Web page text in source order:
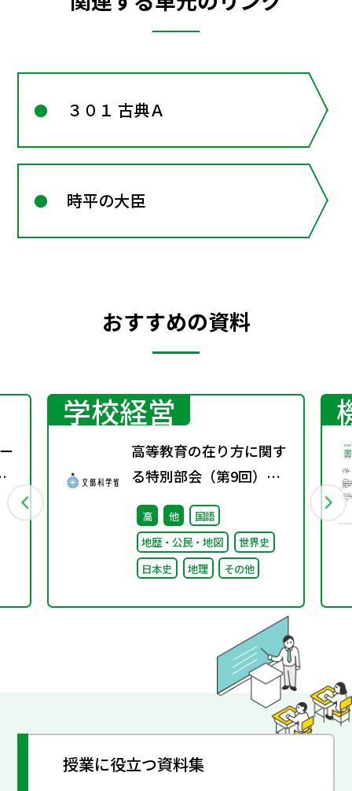
３０１ 古典Ａ
時平の大臣
おすすめの資料
学校経営
高等教育の在り方に関す
る特別部会（第9回）配
付資料
高 他
国語
地歴・公民・地図
世界史
日本史
地理 その他
授業に役立つ資料集